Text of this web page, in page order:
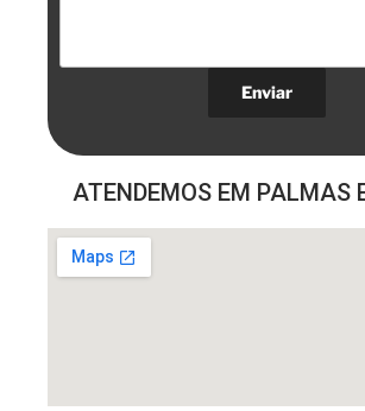
ATENDEMOS EM PALMAS